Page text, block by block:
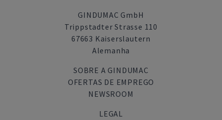
GINDUMAC GmbH
Trippstadter Strasse 110
67663 Kaiserslautern
Alemanha
SOBRE A GINDUMAC
OFERTAS DE EMPREGO
NEWSROOM
LEGAL